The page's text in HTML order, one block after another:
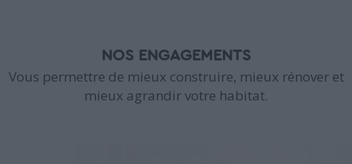
NOS ENGAGEMENTS
Vous permettre de mieux construire, mieux rénover et
mieux agrandir votre habitat.